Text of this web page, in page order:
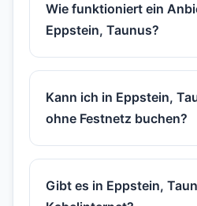
Wie funktioniert ein
Eppstein, Taunus?
Kann ich in Eppstein,
ohne Festnetz buchen?
Gibt es in Eppstein,